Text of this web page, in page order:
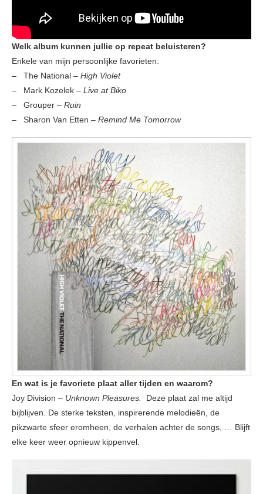
Welk album kunnen jullie op repeat beluisteren?
Enkele van mijn persoonlijke favorieten:
– The National – High Violet
– Mark Kozelek – Live at Biko
– Grouper – Ruin
– Sharon Van Etten – Remind Me Tomorrow
En wat is je favoriete plaat aller tijden en waarom?
Joy Division – Unknown Pleasures. Deze plaat zal me altijd
bijblijven. De sterke teksten, inspirerende melodieën, de
pikzwarte sfeer eromheen, de verhalen achter de songs, … Blijft
elke keer weer opnieuw kippenvel.